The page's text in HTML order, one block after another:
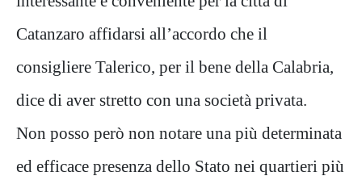
Catanzaro affidarsi all’accordo che il
consigliere Talerico, per il bene della Calabria,
dice di aver stretto con una società privata.
Non posso però non notare una più determinata
ed efficace presenza dello Stato nei quartieri più